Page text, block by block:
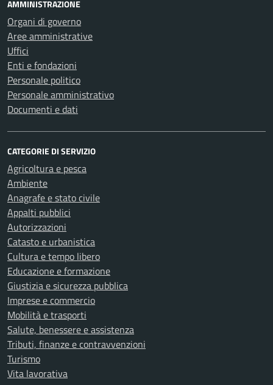
AMMINISTRAZIONE
Organi di governo
Aree amministrative
Uffici
Enti e fondazioni
Personale politico
Personale amministrativo
Documenti e dati
CATEGORIE DI SERVIZIO
Agricoltura e pesca
Ambiente
Anagrafe e stato civile
Appalti pubblici
Autorizzazioni
Catasto e urbanistica
Cultura e tempo libero
Educazione e formazione
Giustizia e sicurezza pubblica
Imprese e commercio
Mobilità e trasporti
Salute, benessere e assistenza
Tributi, finanze e contravvenzioni
Turismo
Vita lavorativa